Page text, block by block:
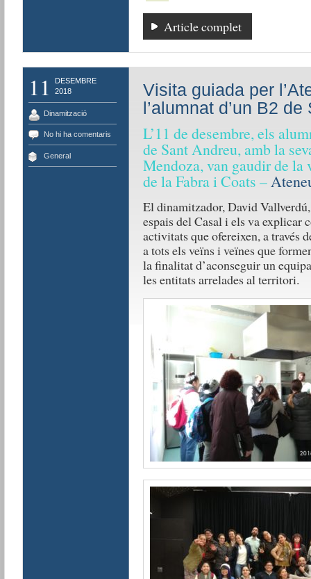
Article complet
11
DESEMBRE
2018
Dinamització
No hi ha comentaris
General
Visita guiada per
l’alumnat d’un B2
L’11 de desembre, els
de Sant Andreu, amb la
Mendoza, van gaudir de
de la Fabra i Coats –
El dinamitzador, David
espais del Casal i els va explicar
activitats que ofereixen, a través
a tots els veïns i veïnes que
la finalitat d’aconseguir un
les entitats arrelades al territori.